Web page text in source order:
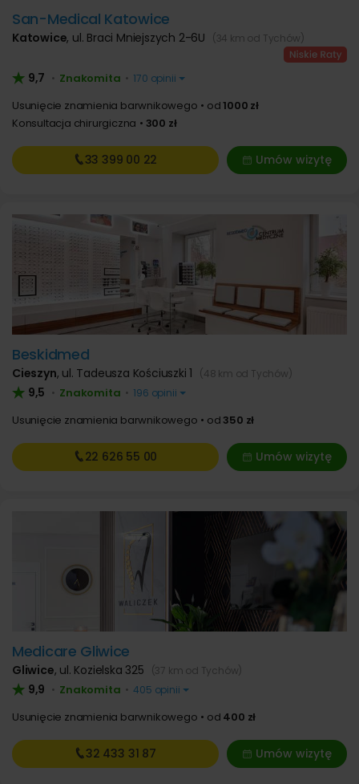
San-Medical Katowice
Katowice, ul. Braci Mniejszych 2-6U (34 km od Tychów)
9,7 • Znakomita • 170 opinii
Usunięcie znamienia barwnikowego od1000 zł
Konsultacja chirurgiczna
300 zł
Umów wizytę
33 399 00 22
Beskidmed
Cieszyn, ul. Tadeusza Kościuszki 1 (48 km od Tychów)
9,5 • Znakomita • 196 opinii
Usunięcie znamienia barwnikowego od 350 zł
Umów wizytę
22 626 55 00
Medicare Gliwice
Gliwice, ul. Kozielska 325 (37 km od Tychów)
9,9 • Znakomita • 405 opinii
Usunięcie znamienia barwnikowego od 400 zł
Umów wizytę
32 433 31 87